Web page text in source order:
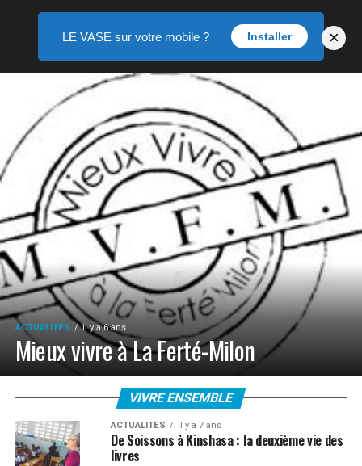
ACTUALITÉS il y a 6 ans
Mieux vivre à La Ferté-Milon
VIVRE ENSEMBLE
ACTUALITÉS il y a 7 ans
De Soissons à Kinshasa : la deuxième vie des
livres
LE VASE sur votre mobile ? Installer ×